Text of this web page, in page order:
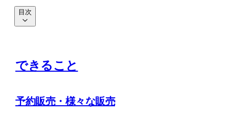
できること
予約販売・様々な販売
目次